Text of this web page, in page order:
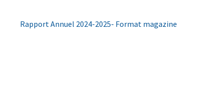
Rapport Annuel 2024-2025- Format magazine